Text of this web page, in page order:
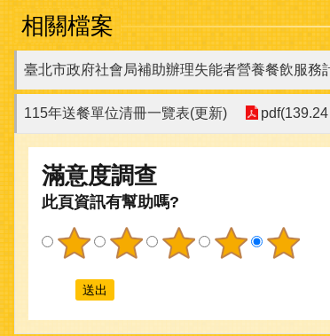
相關檔案
臺北市政府社會局補助辦理失能者營養餐飲服務
115年送餐單位清冊一覽表(更新)
滿意度調查
此頁資訊有幫助嗎?